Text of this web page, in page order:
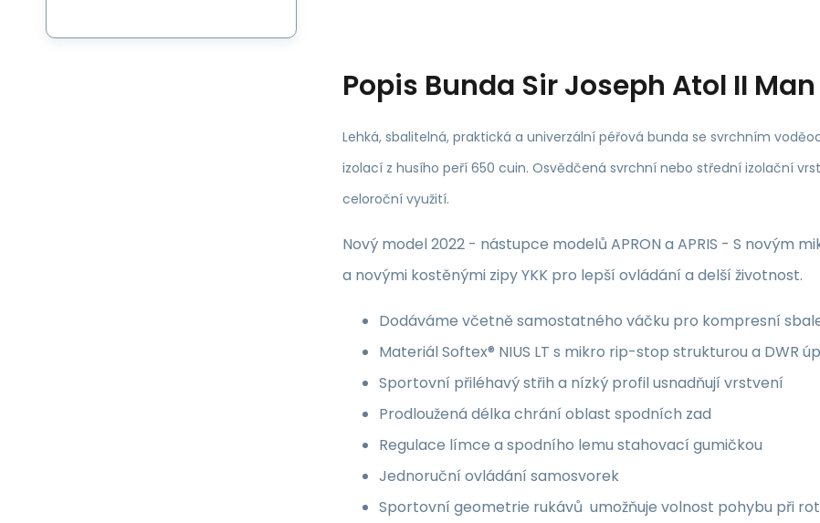
Popis Bunda Sir Joseph Atol II
Lehká, sbalitelná, praktická a univerzální péřová bunda se svrchním
izolací z husího peří 650 cuin. Osvědčená svrchní nebo střední izolační
celoroční využití.
Nový model 2022 - nástupce modelů APRON a APRIS - S
a novými kostěnými zipy YKK pro lepší ovládání a delší životnost.
Dodáváme včetně samostatného váčku pro kompresní
Materiál Softex® NIUS LT s mikro rip-stop strukturou a DWR
Sportovní přiléhavý střih a nízký profil usnadňují vrstvení
Prodloužená délka chrání oblast spodních zad
Regulace límce a spodního lemu stahovací gumičkou
Jednoruční ovládání samosvorek
Sportovní geometrie rukávů umožňuje volnost pohybu při